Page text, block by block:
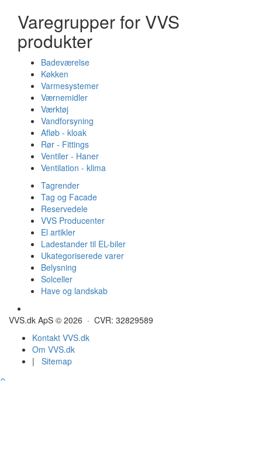
Varegrupper for VVS
produkter
Badeværelse
Køkken
Varmesystemer
Værnemidler
Værktøj
Vandforsyning
Afløb - kloak
Rør - Fittings
Ventiler - Haner
Ventilation - klima
Tagrender
Tag og Facade
Reservedele
VVS Producenter
El artikler
Ladestander til EL-biler
Ukategoriserede varer
Belysning
Solceller
Have og landskab
VVS.dk ApS © 2026 · CVR: 32829589
Kontakt VVS.dk
Om VVS.dk
| Sitemap